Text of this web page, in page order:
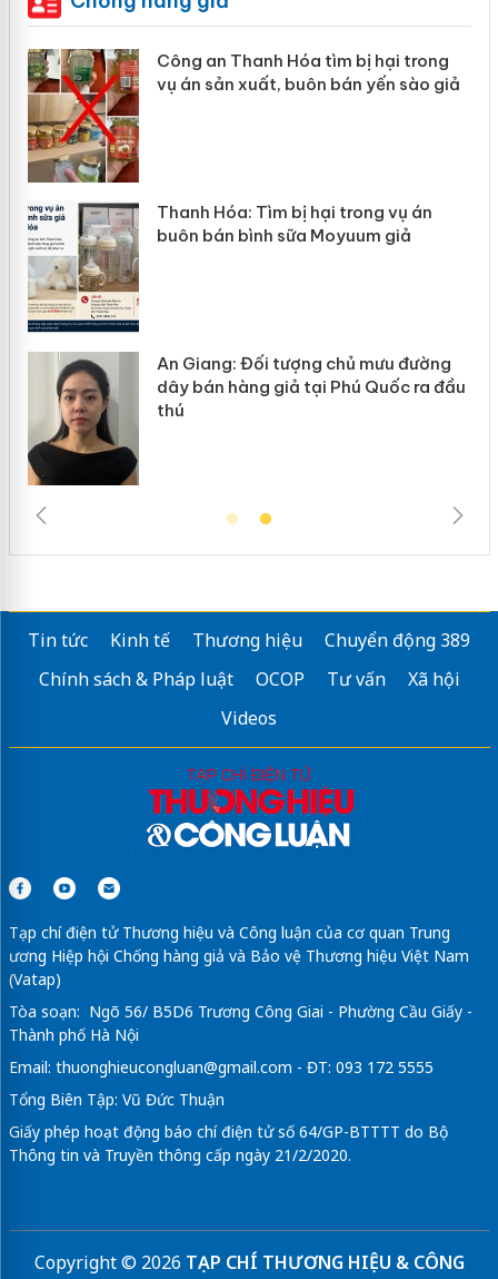
Công an Thanh Hóa tìm bị hại trong
vụ án sản xuất, buôn bán yến sào giả
Thanh Hóa: Tìm bị hại trong vụ án
buôn bán bình sữa Moyuum giả
An Giang: Đối tượng chủ mưu đường
dây bán hàng giả tại Phú Quốc ra đầu
thú
Tin tức Kinh tế Thương hiệu
Chuyển động 389
Chính sách & Pháp luật
OCOP Tư vấn
Xã hội
Videos
Tạp chí điện tử Thương hiệu và Công luận của cơ quan Trung
ương Hiệp hội Chống hàng giả và Bảo vệ Thương hiệu Việt Nam
(Vatap)
Tòa soạn: Ngõ 56/ B5D6 Trương Công Giai - Phường Cầu Giấy -
Thành phố Hà Nội
Email: thuonghieucongluan@gmail.com - ĐT: 093 172 5555
Tổng Biên Tập: Vũ Đức Thuận
Giấy phép hoạt động báo chí điện tử số 64/GP-BTTTT do Bộ
Thông tin và Truyền thông cấp ngày 21/2/2020.
Copyright © 2026 TẠP CHÍ THƯƠNG HIỆU & CÔNG